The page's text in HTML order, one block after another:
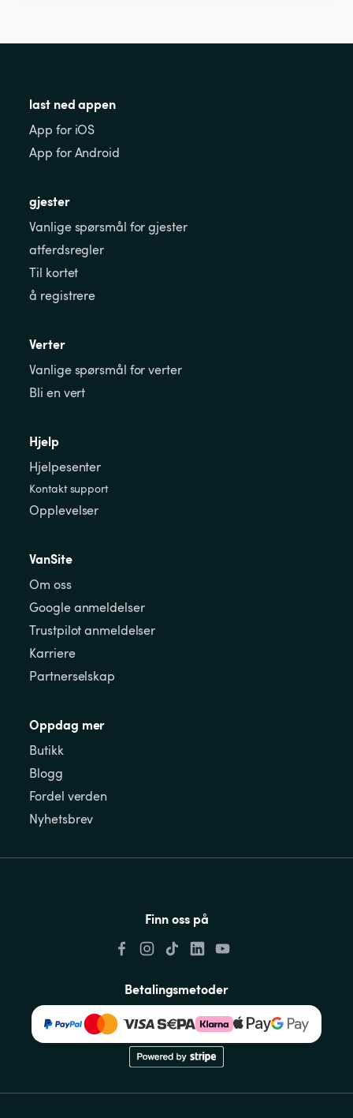
last ned appen
App for iOS
App for Android
gjester
Vanlige spørsmål for gjester
atferdsregler
Til kortet
å registrere
Verter
Vanlige spørsmål for verter
Bli en vert
Hjelp
Hjelpesenter
Kontakt support
Opplevelser
VanSite
Om oss
Google anmeldelser
Trustpilot anmeldelser
Karriere
Partnerselskap
Oppdag mer
Butikk
Blogg
Fordel verden
Nyhetsbrev
Finn oss på
Betalingsmetoder